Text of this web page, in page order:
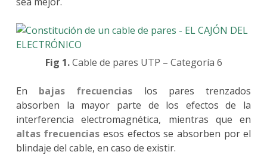
Fig 1.Cable de pares UTP – Categoría 6
En bajas frecuencias los pares trenzados
absorben la mayor parte de los efectos de la
interferencia electromagnética, mientras que en
altas frecuencias esos efectos se absorben por el
blindaje del cable, en caso de existir.